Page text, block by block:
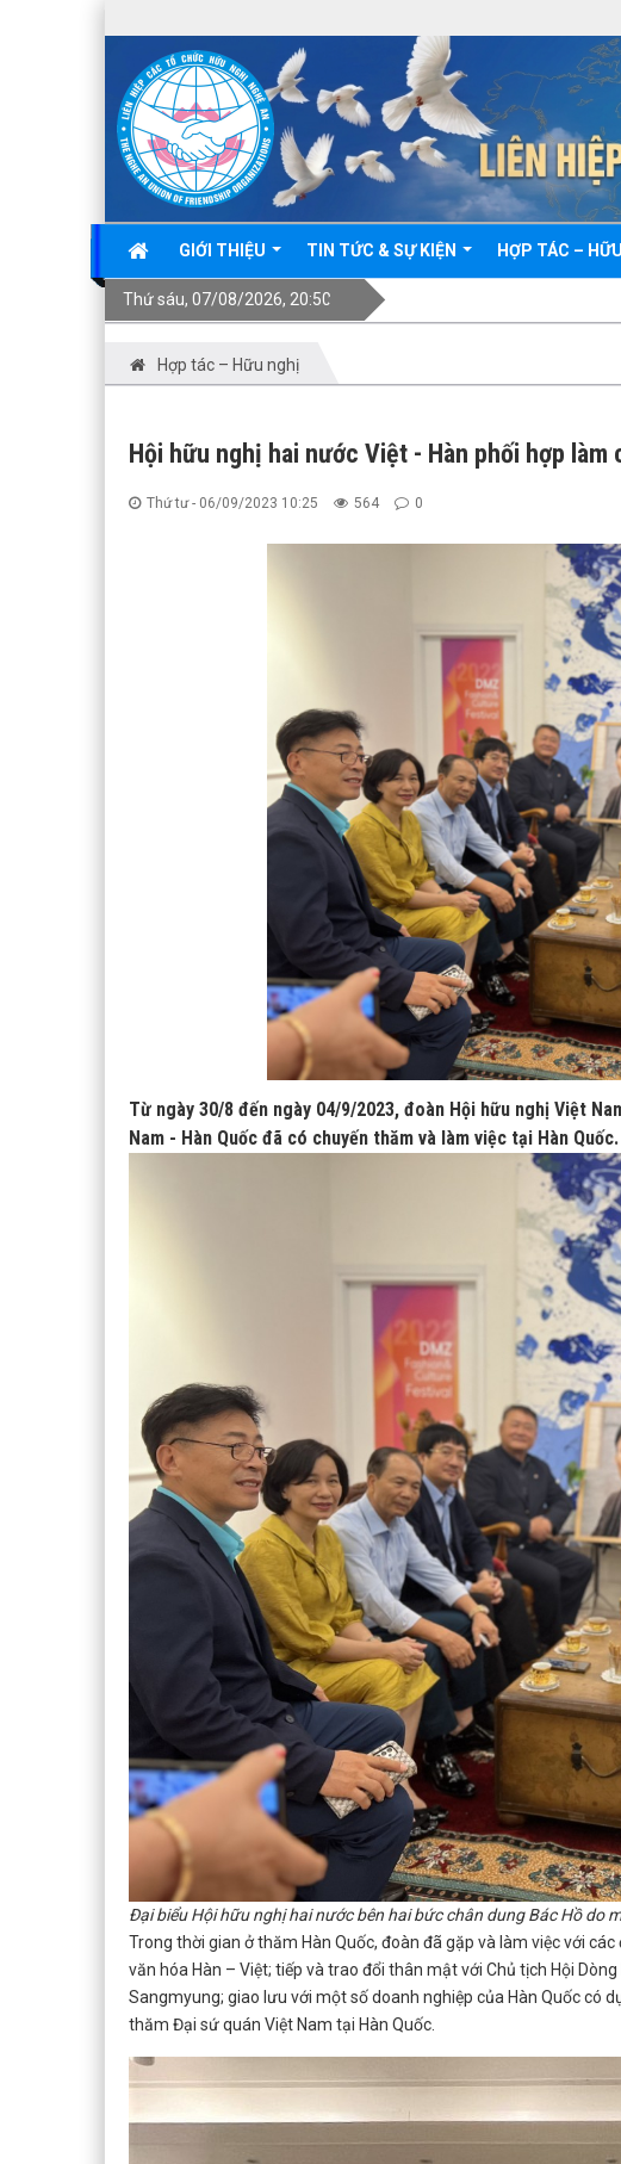
GIỚI THIỆU TIN TỨC & SỰ KIỆN HỢP TÁC –
Thứ sáu, 07/08/2026, 20:50
Hợp tác – Hữu nghị
Hội hữu nghị hai nước Việt - Hàn phối hợp
Thứ tư - 06/09/2023 10:25 564 0
Từ ngày 30/8 đến ngày 04/9/2023, đoàn Hội hữu nghị Việt
Nam - Hàn Quốc đã có chuyến thăm và làm việc tại Hàn Quốc.
Đại biểu Hội hữu nghị hai nước bên hai bức chân dung Bác Hồ do
Trong thời gian ở thăm Hàn Quốc, đoàn đã gặp và làm việc với
văn hóa Hàn – Việt; tiếp và trao đổi thân mật với Chủ tịch Hội
Sangmyung; giao lưu với một số doanh nghiệp của Hàn Quốc có
thăm Đại sứ quán Việt Nam tại Hàn Quốc.